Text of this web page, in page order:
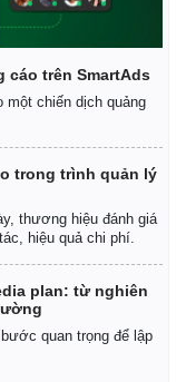
cáo trên SmartAds
một chiến dịch quảng
trong trình quản lý
thương hiệu đánh giá
hiệu quả chi phí.
plan: từ nghiên
quan trọng để lập